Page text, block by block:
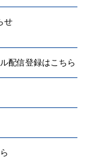
せ
配信登録はこちら